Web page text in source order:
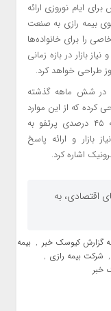
ایام نوروزی ارائه
بیمه رازی به صنعت
را برای خانواده‌ها
بازار در بازه زمانی
طراحی خواهد کرد.
در شش ماهه گذشته
کرده که از این موارد
می‌توان به حضور هدفمند در مناقصات و تکیه ۴۵ درصدی پرتفو به
بازار و ارائه پاسخ
اشاره کرد.
اقتصادی، به
گزارش کیوسک خبر , بیمه
, شرکت بیمه رازی ,
خبر